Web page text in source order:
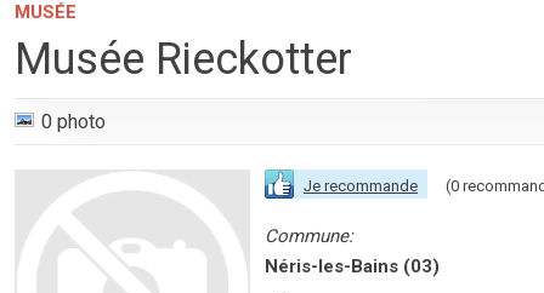
MUSÉE
Musée Rieckotter
0 photo
Je recommande (0
Commune:
Néris-les-Bains (03)